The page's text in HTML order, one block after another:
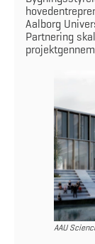
Aalborg
Partnering
AAU